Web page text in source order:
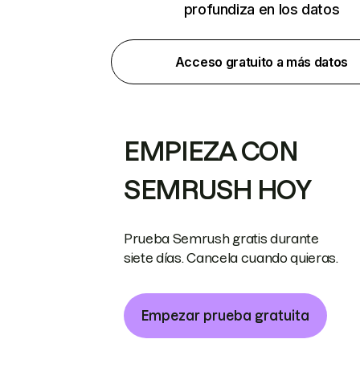
profundiza en los datos
Acceso gratuito a más datos
EMPIEZA CON
SEMRUSH HOY
Prueba Semrush gratis durante
siete días. Cancela cuando quieras.
Empezar prueba gratuita